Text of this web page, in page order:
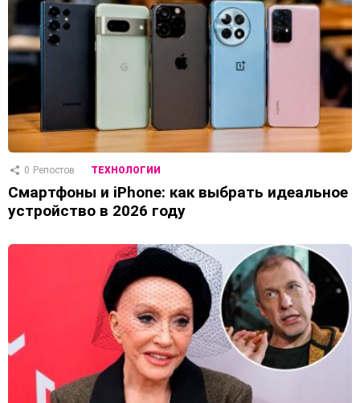
0 Репостов ТЕХНОЛОГИИ
Смартфоны и iPhone: как выбрать идеальное
устройство в 2026 году